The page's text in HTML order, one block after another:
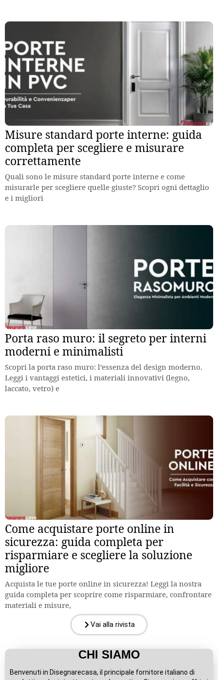
Misure standard porte interne: guida
completa per scegliere e misurare
correttamente
Quali sono le misure standard porte interne e come
misurarle per scegliere quelle giuste? Scopri ogni dettaglio
e i migliori
Porta raso muro: il segreto per interni
moderni e minimalisti
Scopri la porta raso muro: l’essenza del design moderno.
Leggi i vantaggi estetici, i materiali innovativi (legno,
laccato, vetro) e
Come acquistare porte online in
sicurezza: guida completa per
risparmiare e scegliere la soluzione
migliore
Acquista le tue porte online in sicurezza! Leggi la nostra
guida completa per scoprire come risparmiare, confrontare
materiali e misure,
Vai alla rivista
CHI SIAMO
Benvenuti in Disegnarecasa, il principale fornitore italiano di